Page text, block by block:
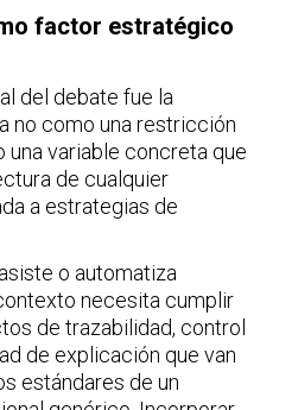
factor estratégico
del debate fue la
no como una restricción
una variable concreta que
de cualquier
a estrategias de
o automatiza
necesita cumplir
de trazabilidad, control
de explicación que van
estándares de un